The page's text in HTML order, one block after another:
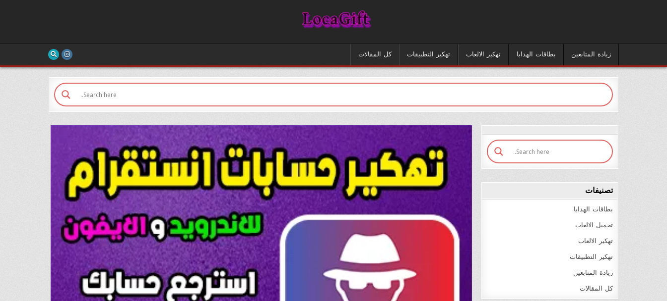
زيادة المتابعين بطاقات الهدايا تهكير الالعاب تهكير التطبيقات كل المقالات
تصنيفات
بطاقات الهدايا
تحميل الالعاب
تهكير الالعاب
تهكير التطبيقات
زيادة المتابعين
كل المقالات